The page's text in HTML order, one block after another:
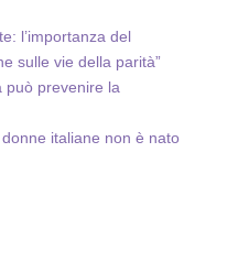
l’importanza del
sulle vie della parità”
può prevenire la
italiane non è nato